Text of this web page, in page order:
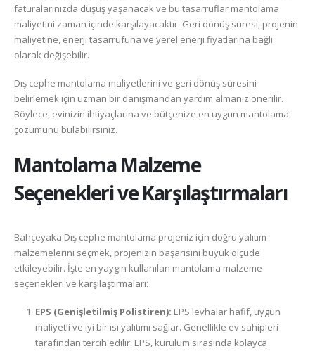
faturalarınızda düşüş yaşanacak ve bu tasarruflar mantolama
maliyetini zaman içinde karşılayacaktır. Geri dönüş süresi, projenin
maliyetine, enerji tasarrufuna ve yerel enerji fiyatlarına bağlı
olarak değişebilir.
Dış cephe mantolama maliyetlerini ve geri dönüş süresini
belirlemek için uzman bir danışmandan yardım almanız önerilir.
Böylece, evinizin ihtiyaçlarına ve bütçenize en uygun mantolama
çözümünü bulabilirsiniz.
Mantolama Malzeme
Seçenekleri ve Karşılaştırmaları
Bahçeyaka Dış cephe mantolama projeniz için doğru yalıtım
malzemelerini seçmek, projenizin başarısını büyük ölçüde
etkileyebilir. İşte en yaygın kullanılan mantolama malzeme
seçenekleri ve karşılaştırmaları:
EPS (Genişletilmiş Polistiren): EPS levhalar hafif, uygun
maliyetli ve iyi bir ısı yalıtımı sağlar. Genellikle ev sahipleri
tarafından tercih edilir. EPS, kurulum sırasında kolayca